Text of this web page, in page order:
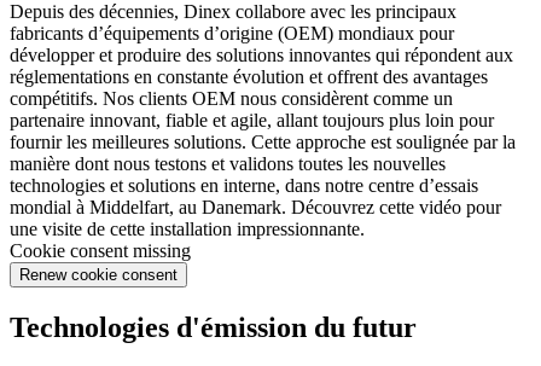
Depuis des décennies, Dinex collabore avec les principaux
fabricants d’équipements d’origine (OEM) mondiaux pour
développer et produire des solutions innovantes qui répondent aux
réglementations en constante évolution et offrent des avantages
compétitifs. Nos clients OEM nous considèrent comme un
partenaire innovant, fiable et agile, allant toujours plus loin pour
fournir les meilleures solutions. Cette approche est soulignée par la
manière dont nous testons et validons toutes les nouvelles
technologies et solutions en interne, dans notre centre d’essais
mondial à Middelfart, au Danemark. Découvrez cette vidéo pour
une visite de cette installation impressionnante.
Cookie consent missing
Renew cookie consent
Technologies d'émission du futur